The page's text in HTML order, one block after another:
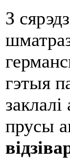
З
гэтыя
прусы
відзі